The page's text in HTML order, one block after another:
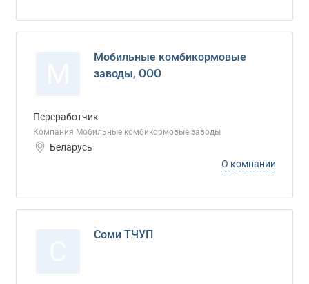
Мобильные комбикормовые
заводы, ООО
Переработчик
Компания Мобильные комбикормовые заводы
Беларусь
О компании
Соми ТЧУП